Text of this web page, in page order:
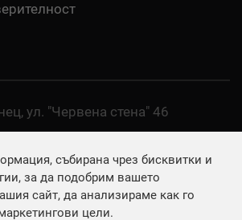
ул. "Червена стена" 46
събирана чрез бисквитки и
за да подобрим вашето
сайт, да анализираме как го
цели.